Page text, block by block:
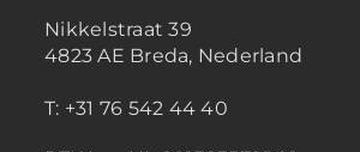
Nikkelstraat 39
4823 AE Breda, Nederland
T: +31 76 542 44 40